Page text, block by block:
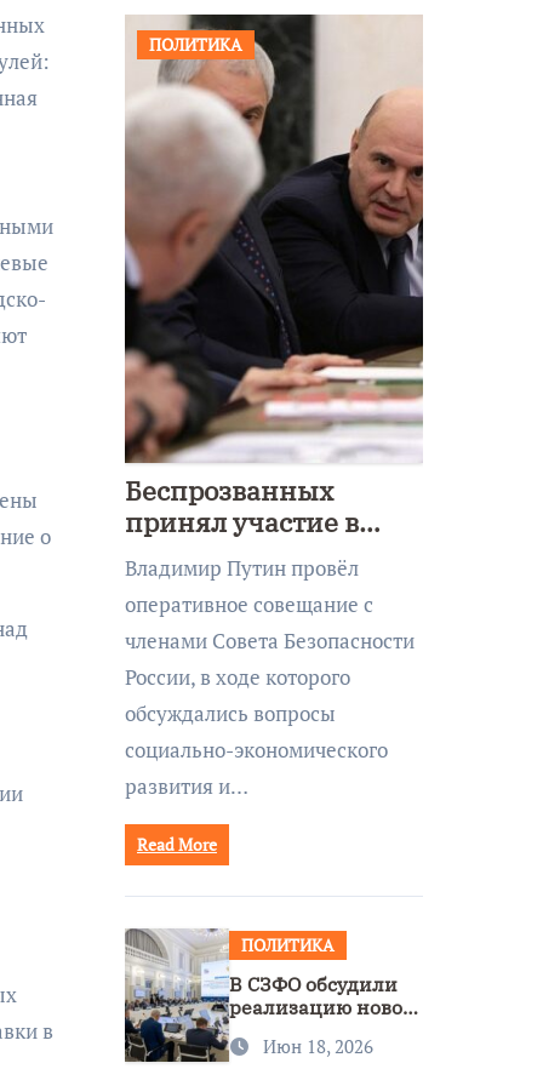
о
в
ПОЛИТИКА
Беспрозванных
принял участие в
совещании Совбеза
под руководством
Путина
Владимир Путин провёл
оперативное совещание с
членами Совета Безопасности
России, в ходе которого
обсуждались вопросы
социально-экономического
развития и…
Read More
ПОЛИТИКА
В СЗФО обсудили
реализацию новой
нацполитики
Июн 18, 2026